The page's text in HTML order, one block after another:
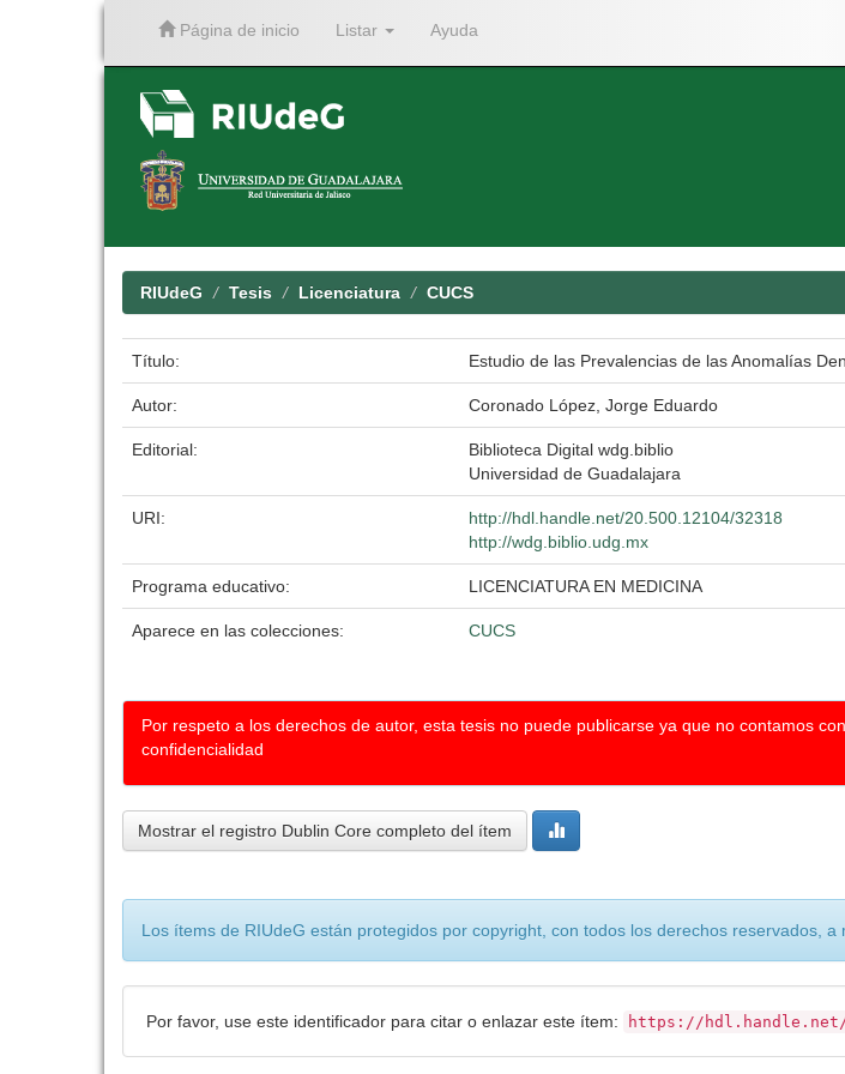
Página de inicio Listar Ayuda
RIUdeG Tesis Licenciatura CUCS
Título: Estudio de las Prevalencias de las Anomalías
Autor: Coronado López, Jorge Eduardo
Editorial:
Biblioteca Digital wdg.biblio
Universidad de Guadalajara
URI:
http://hdl.handle.net/20.500.12104/32318
http://wdg.biblio.udg.mx
Programa educativo: LICENCIATURA EN MEDICINA
Aparece en las colecciones: CUCS
Por respeto a los derechos de autor, esta tesis no puede publicarse ya que no contamos
confidencialidad
Mostrar el registro Dublin Core completo del ítem
Los ítems de RIUdeG están protegidos por copyright, con todos los derechos reservados, a
Por favor, use este identificador para citar o enlazar este ítem: https://hdl.handle.net/